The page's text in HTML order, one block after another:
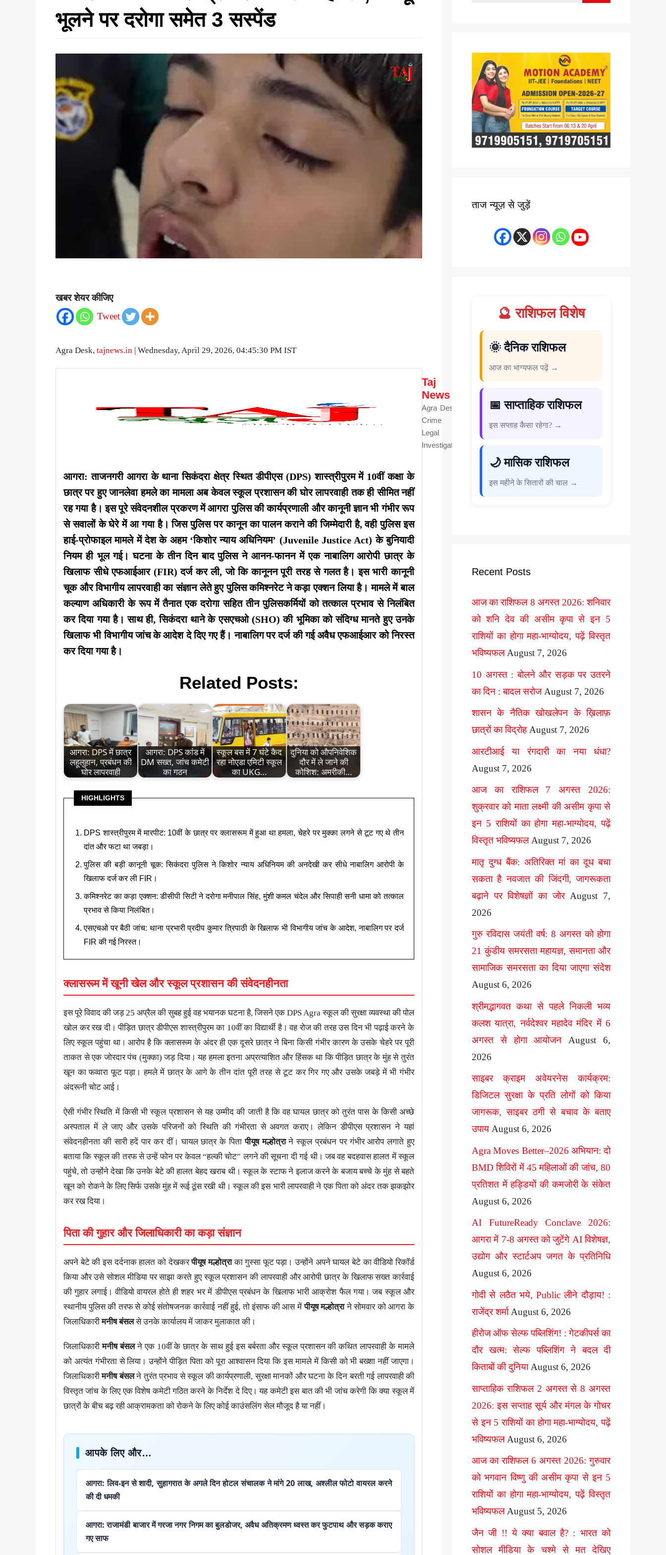
भूलने पर दरोगा समेत 3 सस्पेंड
खबर शेयर कीजिए
Tweet
Agra Desk, tajnews.in | Wednesday, April 29, 2026, 04:45:30 PM IST
Taj
News
Agra Desk |
Crime &
Legal
Investigation
आगरा: ताजनगरी आगरा के थाना सिकंदरा क्षेत्र स्थित डीपीएस (DPS) शास्त्रीपुरम में 10वीं कक्षा के
छात्र पर हुए जानलेवा हमले का मामला अब केवल स्कूल प्रशासन की घोर लापरवाही तक ही सीमित नहीं
रह गया है। इस पूरे संवेदनशील प्रकरण में आगरा पुलिस की कार्यप्रणाली और कानूनी ज्ञान भी गंभीर रूप
से सवालों के घेरे में आ गया है। जिस पुलिस पर कानून का पालन कराने की जिम्मेदारी है, वही पुलिस इस
हाई-प्रोफाइल मामले में देश के अहम ‘किशोर न्याय अधिनियम’ (Juvenile Justice Act) के बुनियादी
नियम ही भूल गई। घटना के तीन दिन बाद पुलिस ने आनन-फानन में एक नाबालिग आरोपी छात्र के
खिलाफ सीधे एफआईआर (FIR) दर्ज कर ली, जो कि कानूनन पूरी तरह से गलत है। इस भारी कानूनी
चूक और विभागीय लापरवाही का संज्ञान लेते हुए पुलिस कमिश्नरेट ने कड़ा एक्शन लिया है। मामले में बाल
कल्याण अधिकारी के रूप में तैनात एक दरोगा सहित तीन पुलिसकर्मियों को तत्काल प्रभाव से निलंबित
कर दिया गया है। साथ ही, सिकंदरा थाने के एसएचओ (SHO) की भूमिका को संदिग्ध मानते हुए उनके
खिलाफ भी विभागीय जांच के आदेश दे दिए गए हैं। नाबालिग पर दर्ज की गई अवैध एफआईआर को निरस्त
कर दिया गया है।
Related Posts:
आगरा: DPS में छात्र
लहूलुहान, प्रबंधन की
घोर लापरवाही
आगरा: DPS कांड में
DM सख्त, जांच कमेटी
का गठन
स्कूल बस में 7 घंटे कैद
रहा नोएडा एमिटी स्कूल
का UKG…
दुनिया को औपनिवेशिक
दौर में ले जाने की
कोशिश: अमरीकी…
HIGHLIGHTS
DPS शास्त्रीपुरम में मारपीट: 10वीं के छात्र पर क्लासरूम में हुआ था हमला, चेहरे पर मुक्का लगने से टूट गए थे तीन
दांत और फटा था जबड़ा।
पुलिस की बड़ी कानूनी चूक: सिकंदरा पुलिस ने किशोर न्याय अधिनियम की अनदेखी कर सीधे नाबालिग आरोपी के
खिलाफ दर्ज कर ली FIR।
कमिश्नरेट का कड़ा एक्शन: डीसीपी सिटी ने दरोगा मनीपाल सिंह, मुंशी कमल चंदेल और सिपाही सनी धामा को तत्काल
प्रभाव से किया निलंबित।
एसएचओ पर बैठी जांच: थाना प्रभारी प्रदीप कुमार त्रिपाठी के खिलाफ भी विभागीय जांच के आदेश, नाबालिग पर दर्ज
FIR की गई निरस्त।
क्लासरूम में खूनी खेल और स्कूल प्रशासन की संवेदनहीनता
इस पूरे विवाद की जड़ 25 अप्रैल की सुबह हुई वह भयानक घटना है, जिसने एक DPS Agra स्कूल की सुरक्षा व्यवस्था की पोल
खोल कर रख दी। पीड़ित छात्र डीपीएस शास्त्रीपुरम का 10वीं का विद्यार्थी है। वह रोज की तरह उस दिन भी पढ़ाई करने के
लिए स्कूल पहुंचा था। आरोप है कि क्लासरूम के अंदर ही एक दूसरे छात्र ने बिना किसी गंभीर कारण के उसके चेहरे पर पूरी
ताकत से एक जोरदार पंच (मुक्का) जड़ दिया। यह हमला इतना अप्रत्याशित और हिंसक था कि पीड़ित छात्र के मुंह से तुरंत
खून का फव्वारा फूट पड़ा। हमले में छात्र के आगे के तीन दांत पूरी तरह से टूट कर गिर गए और उसके जबड़े में भी गंभीर
अंदरूनी चोट आई।
ऐसी गंभीर स्थिति में किसी भी स्कूल प्रशासन से यह उम्मीद की जाती है कि वह घायल छात्र को तुरंत पास के किसी अच्छे
अस्पताल में ले जाए और उसके परिजनों को स्थिति की गंभीरता से अवगत कराए। लेकिन डीपीएस प्रशासन ने यहां
संवेदनहीनता की सारी हदें पार कर दीं। घायल छात्र के पितापीयूष मल्होत्राने स्कूल प्रबंधन पर गंभीर आरोप लगाते हुए
बताया कि स्कूल की तरफ से उन्हें फोन पर केवल “हल्की चोट” लगने की सूचना दी गई थी। जब वह बदहवास हालत में स्कूल
पहुंचे, तो उन्होंने देखा कि उनके बेटे की हालत बेहद खराब थी। स्कूल के स्टाफ ने इलाज करने के बजाय बच्चे के मुंह से बहते
खून को रोकने के लिए सिर्फ उसके मुंह में रूई ठूंस रखी थी। स्कूल की इस भारी लापरवाही ने एक पिता को अंदर तक झकझोर
कर रख दिया।
पिता की गुहार और जिलाधिकारी का कड़ा संज्ञान
अपने बेटे की इस दर्दनाक हालत को देखकरपीयूष मल्होत्राका गुस्सा फूट पड़ा। उन्होंने अपने घायल बेटे का वीडियो रिकॉर्ड
किया और उसे सोशल मीडिया पर साझा करते हुए स्कूल प्रशासन की लापरवाही और आरोपी छात्र के खिलाफ सख्त कार्रवाई
की गुहार लगाई। वीडियो वायरल होते ही शहर भर में डीपीएस प्रबंधन के खिलाफ भारी आक्रोश फैल गया। जब स्कूल और
स्थानीय पुलिस की तरफ से कोई संतोषजनक कार्रवाई नहीं हुई, तो इंसाफ की आस मेंपीयूष मल्होत्राने सोमवार को आगरा के
जिलाधिकारीमनीष बंसलसे उनके कार्यालय में जाकर मुलाकात की।
जिलाधिकारीमनीष बंसलने एक 10वीं के छात्र के साथ हुई इस बर्बरता और स्कूल प्रशासन की कथित लापरवाही के मामले
को अत्यंत गंभीरता से लिया। उन्होंने पीड़ित पिता को पूरा आश्वासन दिया कि इस मामले में किसी को भी बख्शा नहीं जाएगा।
जिलाधिकारीमनीष बंसलने तुरंत प्रभाव से स्कूल की कार्यप्रणाली, सुरक्षा मानकों और घटना के दिन बरती गई लापरवाही की
विस्तृत जांच के लिए एक विशेष कमेटी गठित करने के निर्देश दे दिए। यह कमेटी इस बात की भी जांच करेगी कि क्या स्कूल में
छात्रों के बीच बढ़ रही आक्रामकता को रोकने के लिए कोई काउंसलिंग सेल मौजूद है या नहीं।
आपके लिए और…
आगरा: लिव-इन से शादी, सुहागरात के अगले दिन होटल संचालक ने मांगे 20 लाख, अश्लील फोटो वायरल करने
की दी धमकी
आगरा: राजामंडी बाजार में गरजा नगर निगम का बुलडोजर, अवैध अतिक्रमण ध्वस्त कर फुटपाथ और सड़क कराए
गए साफ
ताज न्यूज़ से जुड़ें
🔮 राशिफल विशेष
🌞 दैनिक राशिफल
आज का भाग्यफल पढ़ें →
📅 साप्ताहिक राशिफल
इस सप्ताह कैसा रहेगा? →
🌙 मासिक राशिफल
इस महीने के सितारों की चाल →
Recent Posts
आज का राशिफल 8 अगस्त 2026: शनिवार
को शनि देव की असीम कृपा से इन 5
राशियों का होगा महा-भाग्योदय, पढ़ें विस्तृत
भविष्यफल August 7, 2026
10 अगस्त : बोलने और सड़क पर उतरने
का दिन : बादल सरोज August 7, 2026
शासन के नैतिक खोखलेपन के ख़िलाफ़
छात्रों का विद्रोह August 7, 2026
आरटीआई या रंगदारी का नया धंधा?
August 7, 2026
आज का राशिफल 7 अगस्त 2026:
शुक्रवार को माता लक्ष्मी की असीम कृपा से
इन 5 राशियों का होगा महा-भाग्योदय, पढ़ें
विस्तृत भविष्यफल August 7, 2026
मातृ दुग्ध बैंक: अतिरिक्त मां का दूध बचा
सकता है नवजात की जिंदगी, जागरूकता
बढ़ाने पर विशेषज्ञों का जोर August 7,
2026
गुरु रविदास जयंती वर्ष: 8 अगस्त को होगा
21 कुंडीय समरसता महायज्ञ, समानता और
सामाजिक समरसता का दिया जाएगा संदेश
August 6, 2026
श्रीमद्भागवत कथा से पहले निकली भव्य
कलश यात्रा, नर्वदेश्वर महादेव मंदिर में 6
अगस्त से होगा आयोजन
August 6,
2026
साइबर क्राइम अवेयरनेस कार्यक्रम:
डिजिटल सुरक्षा के प्रति लोगों को किया
जागरूक, साइबर ठगी से बचाव के बताए
उपाय August 6, 2026
Agra Moves Better–2026 अभियान: दो
BMD शिविरों में 45 महिलाओं की जांच, 80
प्रतिशत में हड्डियों की कमजोरी के संकेत
August 6, 2026
AI FutureReady Conclave 2026:
आगरा में 7-8 अगस्त को जुटेंगे AI विशेषज्ञ,
उद्योग और स्टार्टअप जगत के प्रतिनिधि
August 6, 2026
गोदी से लठैत भये, Public लीने दौड़ाय! :
राजेंद्र शर्मा August 6, 2026
हीरोज ऑफ सेल्फ पब्लिशिंग! : गेटकीपर्स का
दौर खत्म: सेल्फ पब्लिशिंग ने बदल दी
किताबों की दुनिया August 6, 2026
साप्ताहिक राशिफल 2 अगस्त से 8 अगस्त
2026: इस सप्ताह सूर्य और मंगल के गोचर
से इन 5 राशियों का होगा महा-भाग्योदय, पढ़ें
भविष्यफल August 6, 2026
आज का राशिफल 6 अगस्त 2026: गुरुवार
को भगवान विष्णु की असीम कृपा से इन 5
राशियों का होगा महा-भाग्योदय, पढ़ें विस्तृत
भविष्यफल August 5, 2026
जैन जी !! ये क्या बवाल है? : भारत को
सोशल मीडिया के चश्मे से मत देखिए